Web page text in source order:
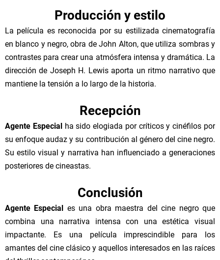
Producción y estilo
La película es reconocida por su estilizada cinematografía
en blanco y negro, obra de John Alton, que utiliza sombras y
contrastes para crear una atmósfera intensa y dramática. La
dirección de Joseph H. Lewis aporta un ritmo narrativo que
mantiene la tensión a lo largo de la historia.
Recepción
Agente Especialha sido elogiada por críticos y cinéfilos por
su enfoque audaz y su contribución al género del cine negro.
Su estilo visual y narrativa han influenciado a generaciones
posteriores de cineastas.
Conclusión
Agente Especial es una obra maestra del cine negro que
combina una narrativa intensa con una estética visual
impactante. Es una película imprescindible para los
amantes del cine clásico y aquellos interesados en las raíces